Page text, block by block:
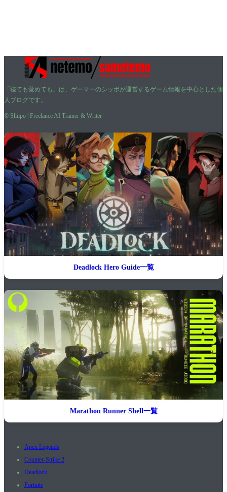
「寝ても覚めても」は、ゲーマーのシッポが運営するゲーム情報を中心とした個
人ブログです。
© Shiipo | Freelance AI Trainer & Writer
Deadlock Hero Guide一覧
Marathon Runner Shell一覧
Apex Legends
Counter-Strike 2
Deadlock
Fortnite